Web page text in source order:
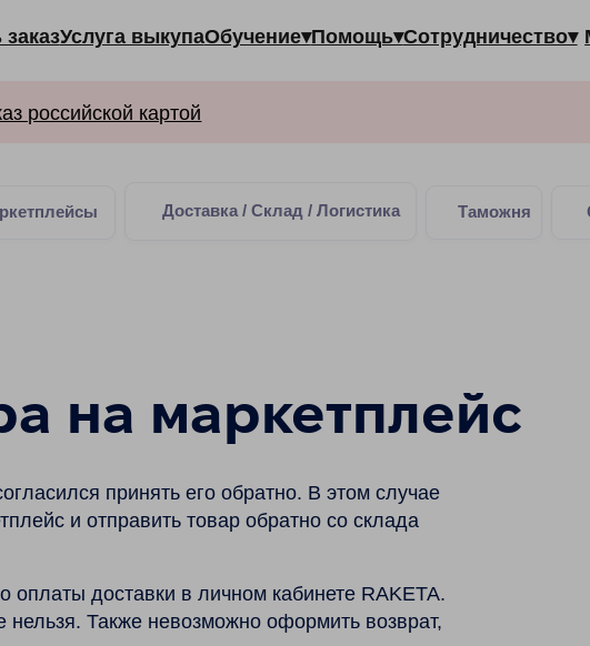
Услуга выкупа Обучение▾Помощь▾Сотрудничество▾ Магазины▾
картой
на маркетплейс
принять его обратно. В этом случае
и отправить товар обратно со склада
доставки в личном кабинете RAKETA.
Также невозможно оформить возврат,